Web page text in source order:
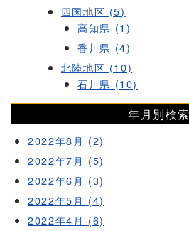
四国地区 (5)
高知県 (1)
香川県 (4)
北陸地区 (10)
石川県 (10)
年月別検索
2022年8月 (2)
2022年7月 (5)
2022年6月 (3)
2022年5月 (4)
2022年4月 (6)